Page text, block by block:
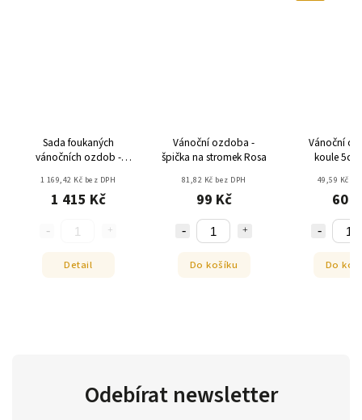
Sada foukaných
vánočních ozdob -
1 169,42 Kč bez DPH
1 415 Kč
Detail
Vánoční ozdoba -
špička na stromek Rosa
81,82 Kč bez DPH
99 Kč
Do košíku
Vánoční
koule
49,59 Kč
60
Do
Odebírat newsletter